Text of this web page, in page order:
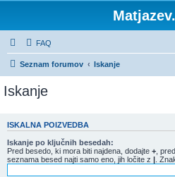
FAQ
Seznam forumov Iskanje
Iskanje
ISKALNA POIZVEDBA
Iskanje po ključnih besedah:
Pred besedo, ki mora biti najdena, dodajte + ,
seznama besed najti samo eno, jih ločite z | .